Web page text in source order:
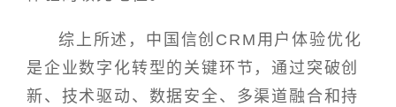
综上所述，中国信创CRM用户体验优化
是企业数字化转型的关键环节，通过突破创
新、技术驱动、数据安全、多渠道融合和持